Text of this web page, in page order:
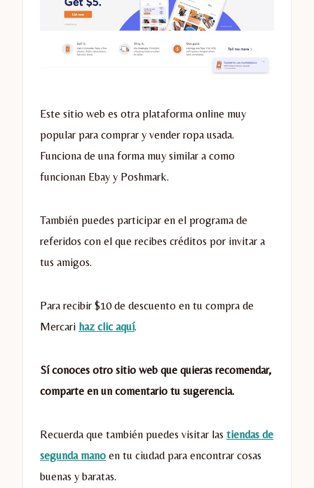
Este sitio web es otra plataforma online muy
popular para comprar y vender ropa usada.
Funciona de una forma muy similar a como
funcionan Ebay y Poshmark.
También puedes participar en el programa de
referidos con el que recibes créditos por invitar a
tus amigos.
Para recibir $10 de descuento en tu compra de
Mercari haz clic aquí.
Sí conoces otro sitio web que quieras recomendar,
comparte en un comentario tu sugerencia.
Recuerda que también puedes visitar las tiendas de
segunda mano en tu ciudad para encontrar cosas
buenas y baratas.